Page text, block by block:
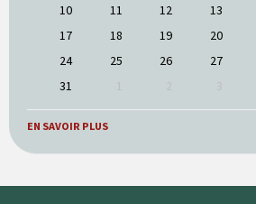
calendrier
10
11 12 13
17
18 19 20
24
25 26 27
31
Agenda
EN SAVOIR PLUS